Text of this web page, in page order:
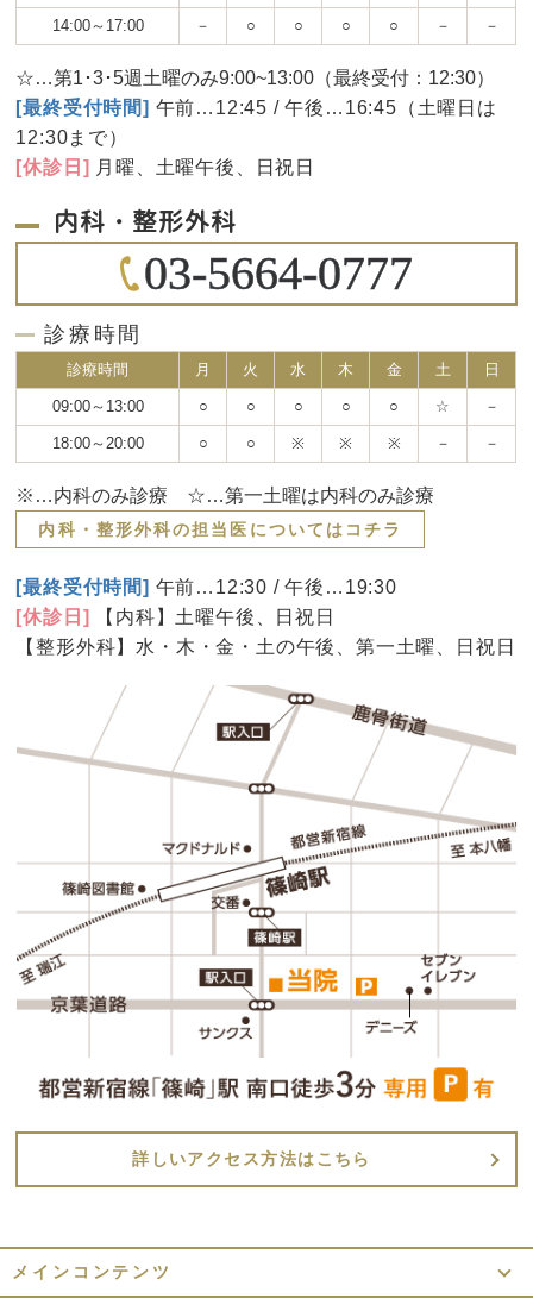
14:00～17:00 － ○ ○ ○ ○ － －
☆…第1･3･5週土曜のみ9:00~13:00（最終受付：12:30）
[最終受付時間] 午前…12:45 / 午後…16:45（土曜日は
12:30まで）
[休診日] 月曜、土曜午後、日祝日
内科・整形外科
03-5664-0777
診療時間
診療時間 月 火 水 木 金 土 日
09:00～13:00 ○ ○ ○ ○ ○ ☆ －
18:00～20:00 ○ ○ ※ ※ ※ － －
※…内科のみ診療 ☆…第一土曜は内科のみ診療
内科・整形外科の担当医についてはコチラ
[最終受付時間] 午前…12:30 / 午後…19:30
[休診日]
【内科】土曜午後、日祝日
【整形外科】水・木・金・土の午後、第一土曜、日祝日
詳しいアクセス方法はこちら
メインコンテンツ